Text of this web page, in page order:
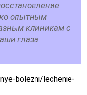
опытным
клиникам с
глаза
bolezni/lechenie-